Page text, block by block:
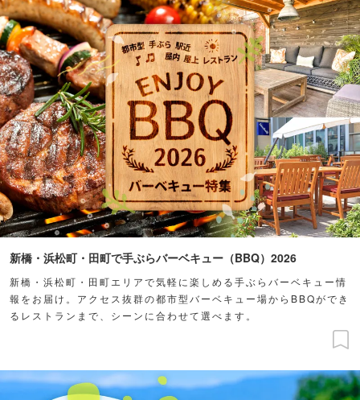
新橋・浜松町・田町で手ぶらバーベキュー（BBQ）2026
新橋・浜松町・田町エリアで気軽に楽しめる手ぶらバーベキュー情
報をお届け。アクセス抜群の都市型バーベキュー場からBBQができ
るレストランまで、シーンに合わせて選べます。